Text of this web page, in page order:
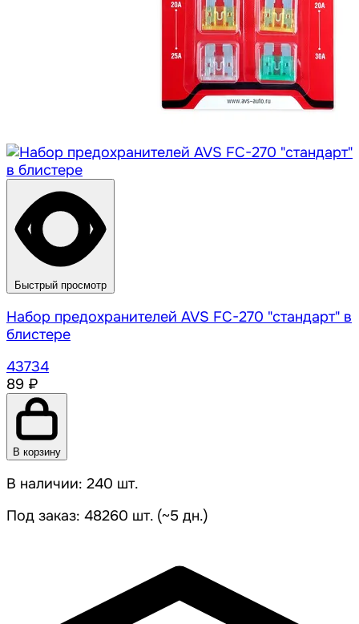
Быстрый просмотр
Набор предохранителей AVS FC-270 "стандарт" в
блистере
43734
89 ₽
В корзину
В наличии: 240 шт.
Под заказ: 48260 шт. (~5 дн.)